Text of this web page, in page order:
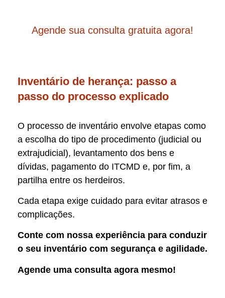
Agende sua consulta gratuita agora!
Inventário de herança: passo a
passo do processo explicado
O processo de inventário envolve etapas como
a escolha do tipo de procedimento (judicial ou
extrajudicial), levantamento dos bens e
dívidas, pagamento do ITCMD e, por fim, a
partilha entre os herdeiros.
Cada etapa exige cuidado para evitar atrasos e
complicações.
Conte com nossa experiência para conduzir
o seu inventário com segurança e agilidade.
Agende uma consulta agora mesmo!